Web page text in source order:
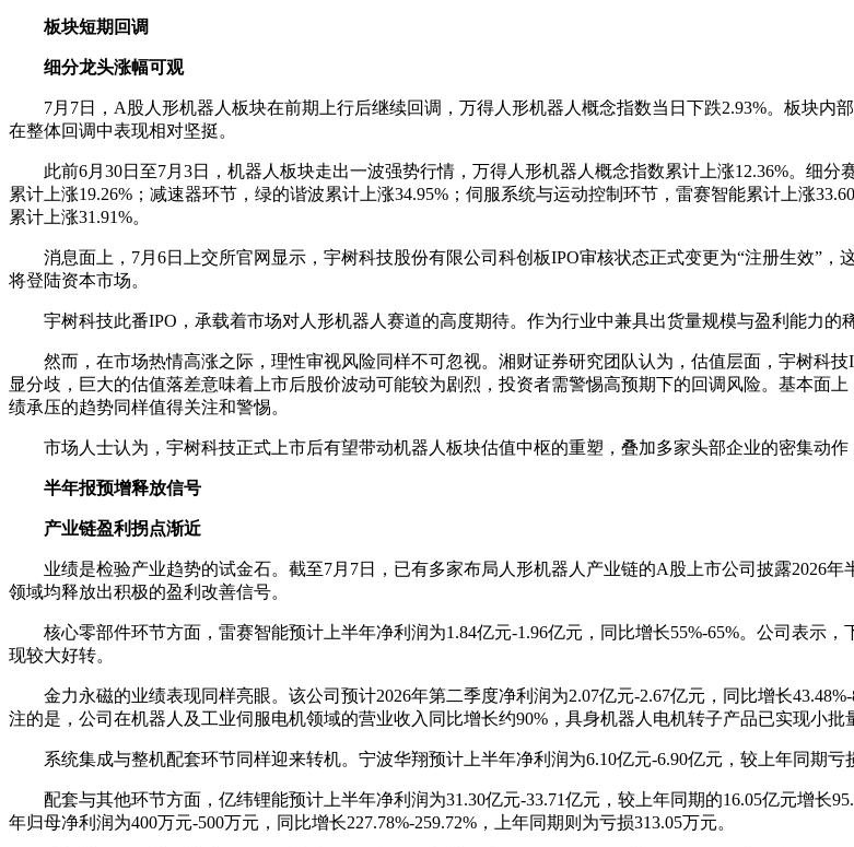
板块短期回调
细分龙头涨幅可观
7月7日，A股人形机器人板块在前期上行后继续回调，万得人形机器人概念指数当日下跌2.93%。板块内
在整体回调中表现相对坚挺。
此前6月30日至7月3日，机器人板块走出一波强势行情，万得人形机器人概念指数累计上涨12.36%。细
累计上涨19.26%；减速器环节，绿的谐波累计上涨34.95%；伺服系统与运动控制环节，雷赛智能累计上涨
累计上涨31.91%。
消息面上，7月6日上交所官网显示，宇树科技股份有限公司科创板IPO审核状态正式变更为“注册生效”
将登陆资本市场。
宇树科技此番IPO，承载着市场对人形机器人赛道的高度期待。作为行业中兼具出货量规模与盈利能力的
然而，在市场热情高涨之际，理性审视风险同样不可忽视。湘财证券研究团队认为，估值层面，宇树科
显分歧，巨大的估值落差意味着上市后股价波动可能较为剧烈，投资者需警惕高预期下的回调风险。基本面
绩承压的趋势同样值得关注和警惕。
市场人士认为，宇树科技正式上市后有望带动机器人板块估值中枢的重塑，叠加多家头部企业的密集动
半年报预增释放信号
产业链盈利拐点渐近
业绩是检验产业趋势的试金石。截至7月7日，已有多家布局人形机器人产业链的A股上市公司披露2026
领域均释放出积极的盈利改善信号。
核心零部件环节方面，雷赛智能预计上半年净利润为1.84亿元-1.96亿元，同比增长55%-65%。公司表示
现较大好转。
金力永磁的业绩表现同样亮眼。该公司预计2026年第二季度净利润为2.07亿元-2.67亿元，同比增长
注的是，公司在机器人及工业伺服电机领域的营业收入同比增长约90%，具身机器人电机转子产品已实现小批
系统集成与整机配套环节同样迎来转机。宁波华翔预计上半年净利润为6.10亿元-6.90亿元，较上年同期亏
配套与其他环节方面，亿纬锂能预计上半年净利润为31.30亿元-33.71亿元，较上年同期的16.05亿元增长
年归母净利润为400万元-500万元，同比增长227.78%-259.72%，上年同期则为亏损313.05万元。